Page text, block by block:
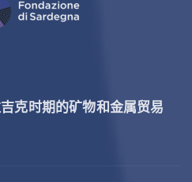
克时期的矿物和金属贸易